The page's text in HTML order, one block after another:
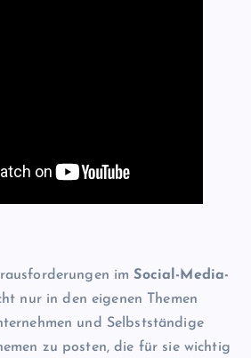
imSocial-Media-
nur in den eigenen Themen
und Selbstständige
zu posten, die für sie wichtig